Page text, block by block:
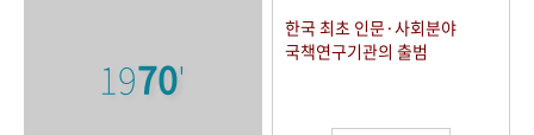
키워드로 보는 연구 역사
연구자들
1970'
한국 최초 인문·사회분야
국책연구기관의 출범